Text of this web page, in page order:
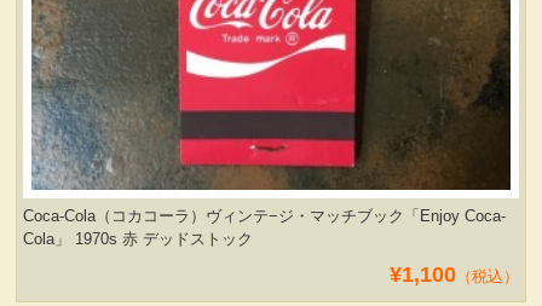
Coca-Cola（コカコーラ）ヴィンテ−ジ・マッチブック「Enjoy Coca-
Cola」 1970s 赤 デッドストック
¥1,100（税込）